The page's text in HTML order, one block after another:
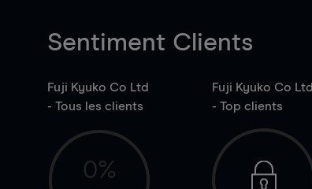
Sentiment Clients
Fuji Kyuko Co Ltd
- Tous les clients
0%
Fuji Kyuko Co Ltd
- Top clients